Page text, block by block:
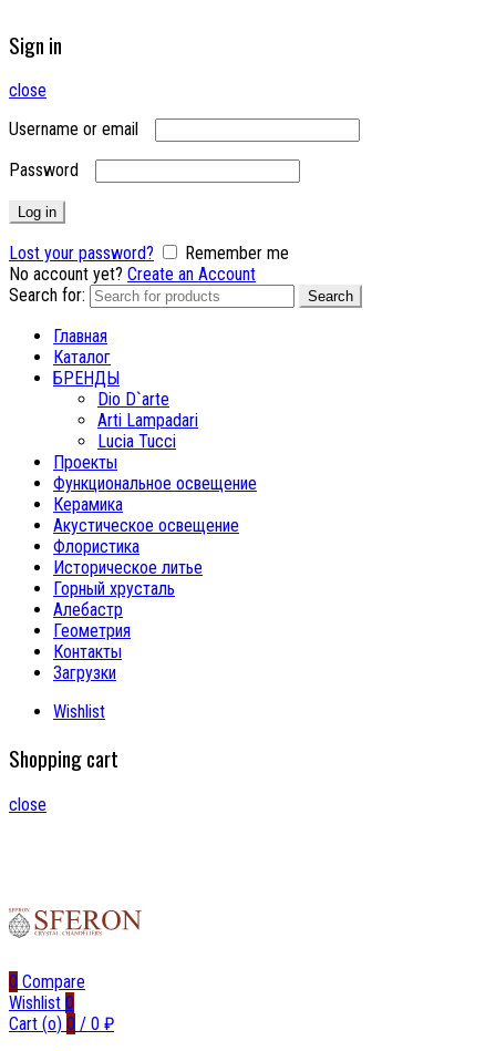
Sign in
close
Username or email
Password
Log in
Lost your password?
Remember me
No account yet? Create an Account
Search for:
Search
Главная
Каталог
БРЕНДЫ
Dio D`arte
Arti Lampadari
Lucia Tucci
Проекты
Функциональное освещение
Керамика
Акустическое освещение
Флористика
Историческое литье
Горный хрусталь
Алебастр
Геометрия
Контакты
Загрузки
Wishlist
Shopping cart
close
0 Compare
Wishlist 0
Cart (o) 0 / 0 ₽